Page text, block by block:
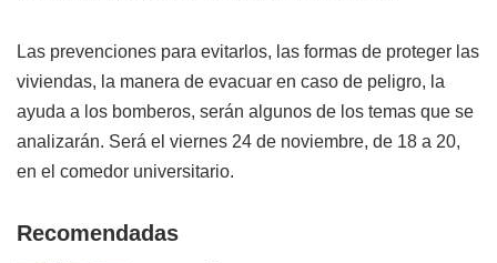
Las prevenciones para evitarlos, las formas de proteger las
viviendas, la manera de evacuar en caso de peligro, la
ayuda a los bomberos, serán algunos de los temas que se
analizarán. Será el viernes 24 de noviembre, de 18 a 20,
en el comedor universitario.
Recomendadas